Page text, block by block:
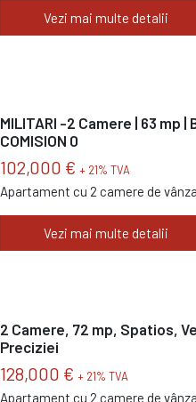
Vezi mai multe detalii
MILITARI -2 Camere | 63 mp |
COMISION 0
102,000 € + 21% TVA
Apartament cu 2 camere de
Vezi mai multe detalii
2 Camere, 72 mp, Spatios,
Preciziei
128,000 € + 21% TVA
Apartament cu 2 camere de